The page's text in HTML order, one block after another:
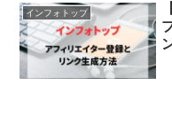
インフォトップ